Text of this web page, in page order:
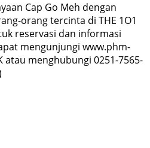
Cap Go Meh dengan
orang tercinta di THE 1O1
reservasi dan informasi
mengunjungi www.phm-
atau menghubungi 0251-7565-